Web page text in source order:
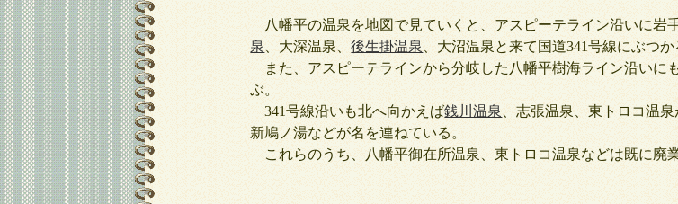
八幡平の温泉を地図で見ていくと、アスピーテライン沿いに岩
泉 、大深温泉、後生掛温泉 、大沼温泉と来て国道341号線にぶつか
また、アスピーテラインから分岐した八幡平樹海ライン沿いに
ぶ。
341号線沿いも北へ向かえば銭川温泉、志張温泉、東トロコ温
新鳩ノ湯などが名を連ねている。
これらのうち、八幡平御在所温泉、東トロコ温泉などは既に廃